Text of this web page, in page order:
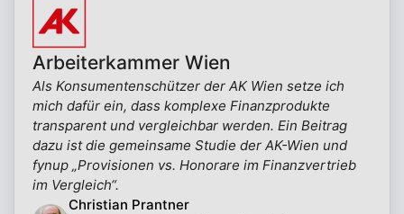
Arbeiterkammer Wien
Als Konsumentenschützer der AK Wien setze ich
mich dafür ein, dass komplexe Finanzprodukte
transparent und vergleichbar werden. Ein Beitrag
dazu ist die gemeinsame Studie der AK-Wien und
fynup „Provisionen vs. Honorare im Finanzvertrieb
im Vergleich“.
Christian Prantner